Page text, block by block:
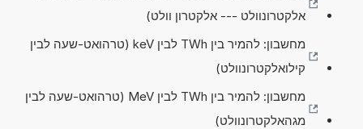
אלקטרונוולט --- אלקטרון וולט)
מחשבון: להמיר בין TWh לבין keV (טרהואט-שעה לבין
קילואלקטרונוולט)
מחשבון: להמיר בין TWh לבין MeV (טרהואט-שעה לבין
מגהאלקטרונוולט)